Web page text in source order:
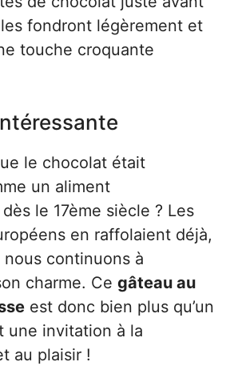
fondront légèrement et
touche croquante
le chocolat était
un aliment
le 17ème siècle ? Les
en raffolaient déjà,
nous continuons à
charme. Ce gâteau au
est donc bien plus qu’un
une invitation à la
au plaisir !